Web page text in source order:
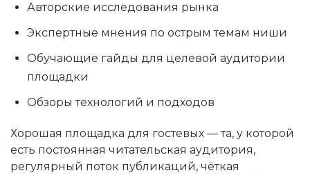
Авторские исследования рынка
Экспертные мнения по острым темам ниши
Обучающие гайды для целевой аудитории
площадки
Обзоры технологий и подходов
Хорошая площадка для гостевых — та, у которой
есть постоянная читательская аудитория,
регулярный поток публикаций, чёткая